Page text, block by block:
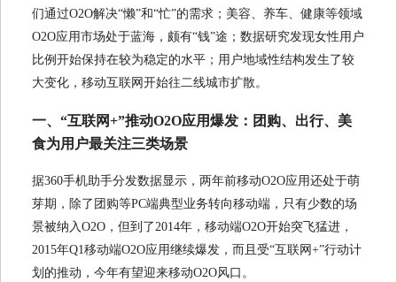
们通过O2O解决“懒”和“忙”的需求；美容、养车、健康等领域
O2O应用市场处于蓝海，颇有“钱”途；数据研究发现女性用户
比例开始保持在较为稳定的水平；用户地域性结构发生了较
大变化，移动互联网开始往二线城市扩散。
一、“互联网+”推动O2O应用爆发：团购、出行、美
食为用户最关注三类场景
据360手机助手分发数据显示，两年前移动O2O应用还处于萌
芽期，除了团购等PC端典型业务转向移动端，只有少数的场
景被纳入O2O，但到了2014年，移动端O2O开始突飞猛进，
2015年Q1移动端O2O应用继续爆发，而且受“互联网+”行动计
划的推动，今年有望迎来移动O2O风口。